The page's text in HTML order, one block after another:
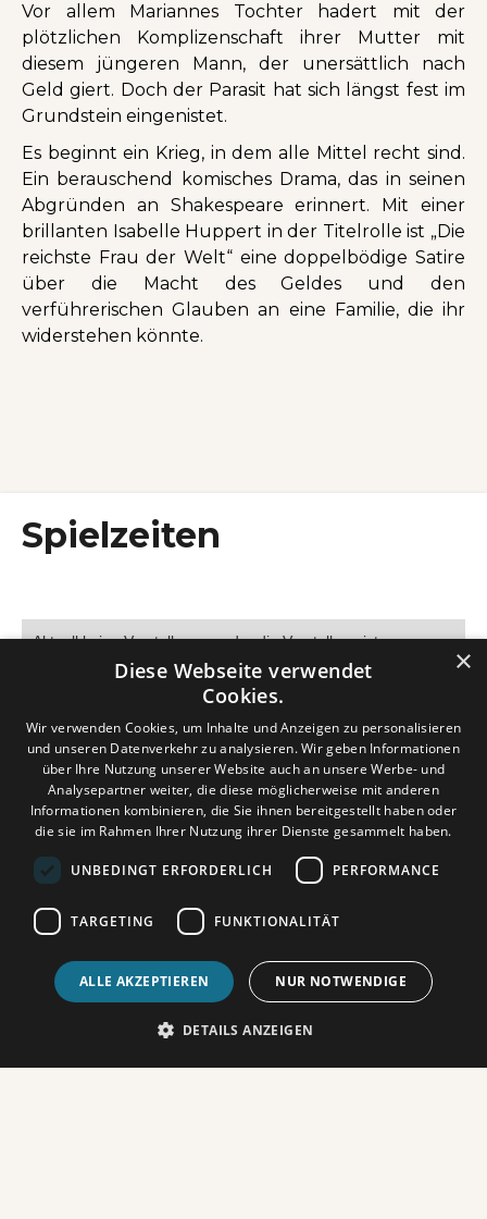
Vor allem Mariannes Tochter hadert mit der
plötzlichen Komplizenschaft ihrer Mutter mit
diesem jüngeren Mann, der unersättlich nach
Geld giert. Doch der Parasit hat sich längst fest im
Grundstein eingenistet.
Es beginnt ein Krieg, in dem alle Mittel recht sind.
Ein berauschend komisches Drama, das in seinen
Abgründen an Shakespeare erinnert. Mit einer
brillanten Isabelle Huppert in der Titelrolle ist „Die
reichste Frau der Welt“ eine doppelbödige Satire
über die Macht des Geldes und den
verführerischen Glauben an eine Familie, die ihr
widerstehen könnte.
Spielzeiten
Aktuell keine Vorstellungen oder die Vorstellung ist
ausverkauft.
Dieses Video wird erst angezeigt, wenn Sie
Funktionalitäts‑Cookies akzeptiert haben.
Cookie Settings
FILMHIGHLIGHTS DIESEN
×
Diese Webseite verwendet
Cookies.
Wir verwenden Cookies, um Inhalte und Anzeigen zu personalisieren
und unseren Datenverkehr zu analysieren. Wir geben Informationen
über Ihre Nutzung unserer Website auch an unsere Werbe- und
Analysepartner weiter, die diese möglicherweise mit anderen
Informationen kombinieren, die Sie ihnen bereitgestellt haben oder
die sie im Rahmen Ihrer Nutzung ihrer Dienste gesammelt haben.
UNBEDINGT ERFORDERLICH PERFORMANCE
TARGETING FUNKTIONALITÄT
ALLE AKZEPTIEREN NUR NOTWENDIGE
DETAILS ANZEIGEN